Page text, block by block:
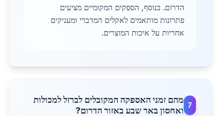
הדרום. בנוסף, הספקים המקומיים מציעים
פתרונות מותאמים לאקלים המדברי ומעניקים
אחריות על איכות המוצרים.
7
מהם זמני האספקה המקובלים לברזל למכולות
ואחסון באר שבע באזור הדרום?